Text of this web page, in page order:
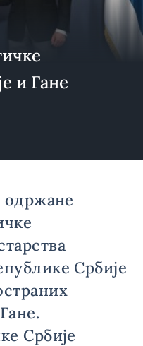
и Гане
одржане
Србије
Србије